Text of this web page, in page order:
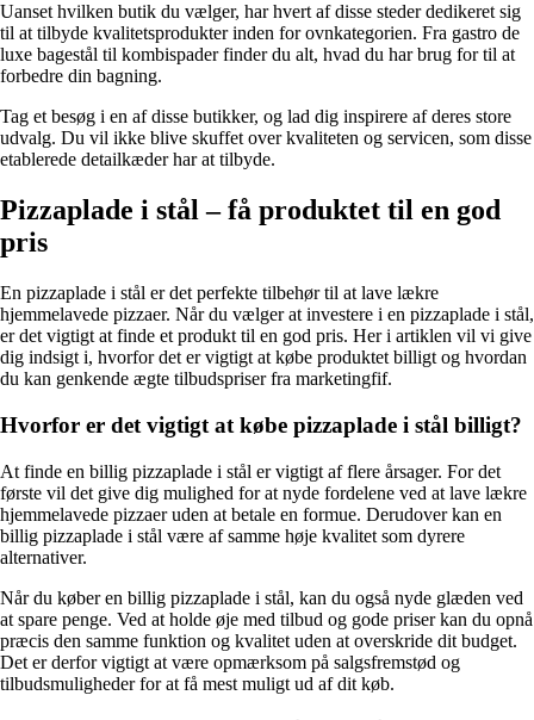
Uanset hvilken butik du vælger, har hvert af disse steder dedikeret sig
til at tilbyde kvalitetsprodukter inden for ovnkategorien. Fra gastro de
luxe bagestål til kombispader finder du alt, hvad du har brug for til at
forbedre din bagning.
Tag et besøg i en af ​​disse butikker, og lad dig inspirere af deres store
udvalg. Du vil ikke blive skuffet over kvaliteten og servicen, som disse
etablerede detailkæder har at tilbyde.
Pizzaplade i stål – få produktet til en god
pris
En pizzaplade i stål er det perfekte tilbehør til at lave lækre
hjemmelavede pizzaer. Når du vælger at investere i en pizzaplade i stål,
er det vigtigt at finde et produkt til en god pris. Her i artiklen vil vi give
dig indsigt i, hvorfor det er vigtigt at købe produktet billigt og hvordan
du kan genkende ægte tilbudspriser fra marketingfif.
Hvorfor er det vigtigt at købe pizzaplade i stål billigt?
At finde en billig pizzaplade i stål er vigtigt af flere årsager. For det
første vil det give dig mulighed for at nyde fordelene ved at lave lækre
hjemmelavede pizzaer uden at betale en formue. Derudover kan en
billig pizzaplade i stål være af samme høje kvalitet som dyrere
alternativer.
Når du køber en billig pizzaplade i stål, kan du også nyde glæden ved
at spare penge. Ved at holde øje med tilbud og gode priser kan du opnå
præcis den samme funktion og kvalitet uden at overskride dit budget.
Det er derfor vigtigt at være opmærksom på salgsfremstød og
tilbudsmuligheder for at få mest muligt ud af dit køb.